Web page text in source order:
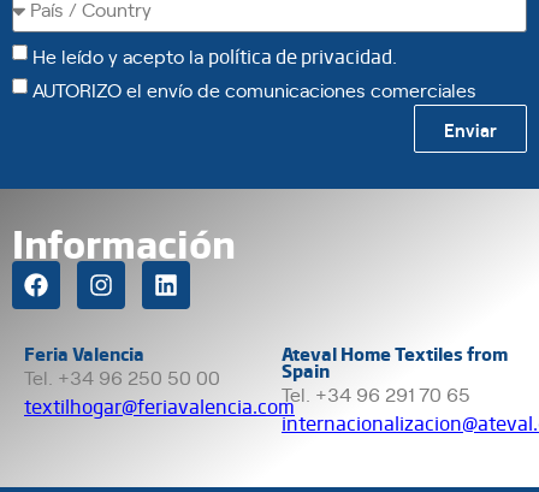
He leído y acepto la política de privacidad
AUTORIZO el envío de comunicaciones comerciales
Enviar
Información
Feria Valencia
Tel. +34 96 250 50 00
textilhogar@feriavalencia.com
Ateval Home Textiles from
Spain
Tel. +34 96 291 70 65